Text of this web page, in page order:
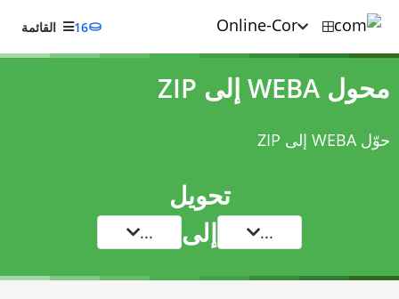
16 القائمة
محول WEBA إلى ZIP
حوّل WEBA إلى ZIP
تحويل
... إلى ...